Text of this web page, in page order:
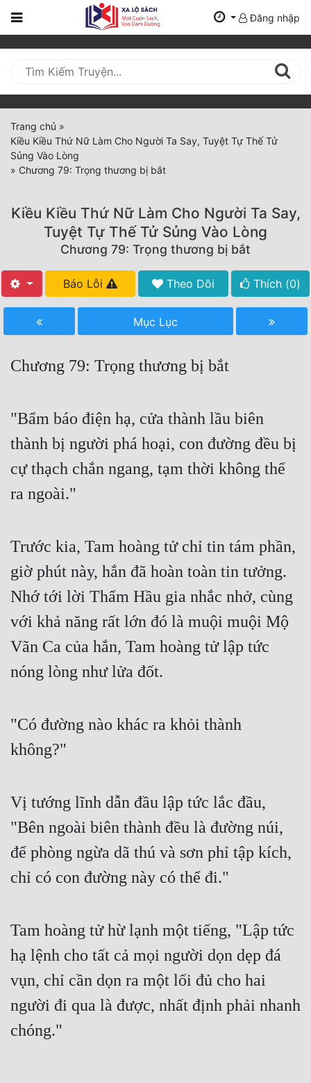
Trang
Mới
Cập
Nhật
(current)
BXH
Truyện Mới Ra
Hoàn Thành
Free
Hậu Cung
Truyện Dịch
Truyện Nhập Môn
Truyện ngắn
Xa Lộ Dịch
Cung Đấu
Cạnh Kỹ
Cổ Tiên Hiệp
Dị Giới
Dị Năng
Góc Nhìn Nam
Góc Nhìn Nữ
Huyền Huyễn
Huyền Nghi
Hài Hước
Hệ Thống
Khoa Huyễn
Đăng nhập
Trang chủ »
Kiều Kiều Thứ Nữ Làm Cho Người Ta Say, Tuyệt Tự Thế Tử
Sủng Vào Lòng
» Chương 79: Trọng thương bị bắt
Kiều Kiều Thứ Nữ Làm Cho Người Ta Say,
Tuyệt Tự Thế Tử Sủng Vào Lòng
Chương 79: Trọng thương bị bắt
Báo Lỗi Theo Dõi Thích (0)
Mục Lục
Chương 79: Trọng thương bị bắt
"Bẩm báo điện hạ, cửa thành lầu biên
thành bị người phá hoại, con đường đều bị
cự thạch chắn ngang, tạm thời không thể
ra ngoài."
Trước kia, Tam hoàng tử chỉ tin tám phần,
giờ phút này, hắn đã hoàn toàn tin tưởng.
Nhớ tới lời Thẩm Hầu gia nhắc nhở, cùng
với khả năng rất lớn đó là muội muội Mộ
Vãn Ca của hắn, Tam hoàng tử lập tức
nóng lòng như lửa đốt.
"Có đường nào khác ra khỏi thành
không?"
Vị tướng lĩnh dẫn đầu lập tức lắc đầu,
"Bên ngoài biên thành đều là đường núi,
để phòng ngừa dã thú và sơn phỉ tập kích,
chỉ có con đường này có thể đi."
Tam hoàng tử hừ lạnh một tiếng, "Lập tức
hạ lệnh cho tất cả mọi người dọn dẹp đá
vụn, chỉ cần dọn ra một lối đủ cho hai
người đi qua là được, nhất định phải nhanh
chóng."